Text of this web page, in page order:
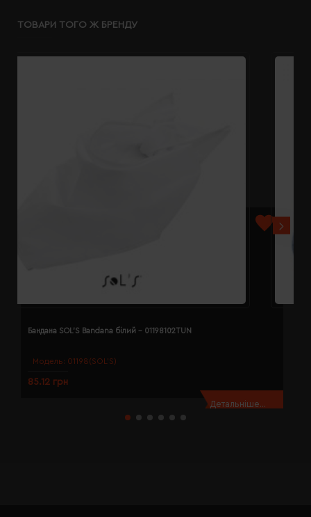
ТОВАРИ ТОГО Ж БРЕНДУ
Модель: 01198(SOL’S)
Бандана SOL'S Bandana білий - 01198102TUN
85.12 грн
Детальніше...